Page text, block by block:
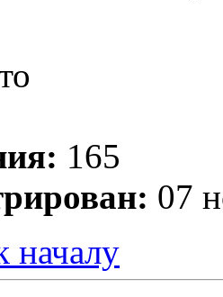
165
07
началу